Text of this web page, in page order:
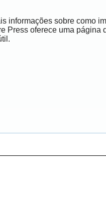
informações sobre como
Press oferece uma página